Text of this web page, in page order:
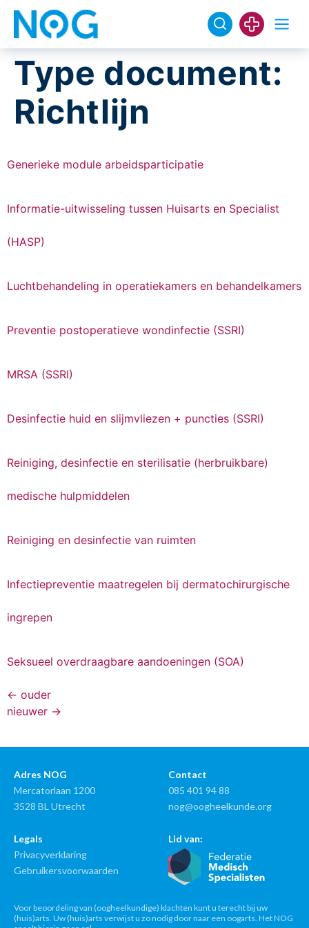
Type document:
Richtlijn
Generieke module arbeidsparticipatie
Informatie-uitwisseling tussen Huisarts en Specialist
(HASP)
Luchtbehandeling in operatiekamers en behandelkamers
Preventie postoperatieve wondinfectie (SSRI)
MRSA (SSRI)
Desinfectie huid en slijmvliezen + puncties (SSRI)
Reiniging, desinfectie en sterilisatie (herbruikbare)
medische hulpmiddelen
Reiniging en desinfectie van ruimten
Infectiepreventie maatregelen bij dermatochirurgische
ingrepen
Seksueel overdraagbare aandoeningen (SOA)
← ouder
nieuwer →
Adres NOG
Mercatorlaan 1200
3528 BL Utrecht
Contact
085 401 94 88
nog@oogheelkunde.org
Legals
Privacyverklaring
Gebruikersvoorwaarden
Lid van:
Voor beoordeling van (oogheelkundige) klachten kunt u terecht bij uw
(huis)arts. Uw (huis)arts verwijst u zo nodig door naar een oogarts. Het NOG